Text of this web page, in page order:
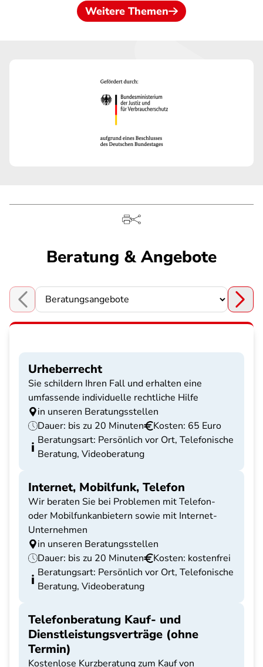
Weitere Themen
Beratung & Angebote
Choose a section
Urheberrecht
Sie schildern Ihren Fall und erhalten eine
umfassende individuelle rechtliche Hilfe
in unseren Beratungsstellen
Dauer: bis zu 20 Minuten
Kosten: 65 Euro
Beratungsart: Persönlich vor Ort, Telefonische
Beratung, Videoberatung
Internet, Mobilfunk, Telefon
Wir beraten Sie bei Problemen mit Telefon-
oder Mobilfunkanbietern sowie mit Internet-
Unternehmen
in unseren Beratungsstellen
Dauer: bis zu 20 Minuten
Kosten: kostenfrei
Beratungsart: Persönlich vor Ort, Telefonische
Beratung, Videoberatung
Telefonberatung Kauf- und
Dienstleistungsverträge (ohne
Termin)
Kostenlose Kurzberatung zum Kauf von